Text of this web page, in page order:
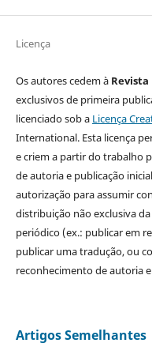
Licença
Os autores cedem à
exclusivos de primeira
licenciado sob a Licença
International. Esta licença
e criem a partir do trabalho
de autoria e publicação
autorização para assumir
distribuição não exclusiva
periódico (ex.: publicar em
publicar uma tradução, ou
reconhecimento de autoria
Artigos Semelhantes